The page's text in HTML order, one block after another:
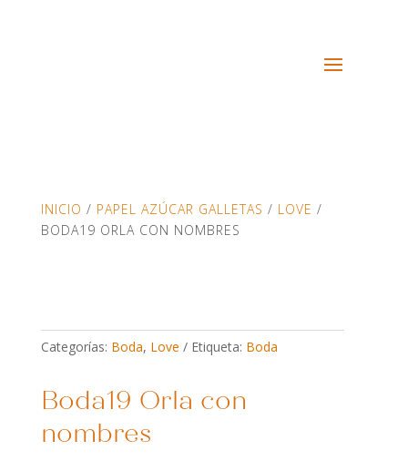
INICIO / PAPEL AZÚCAR GALLETAS / LOVE /
BODA19 ORLA CON NOMBRES
Categorías: Boda, Love Etiqueta: Boda
Boda19 Orla con
nombres